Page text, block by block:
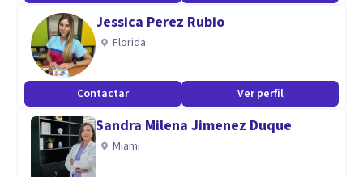
Jessica Perez Rubio
Florida
Contactar Ver perfil
Sandra Milena Jimenez Duque
Miami